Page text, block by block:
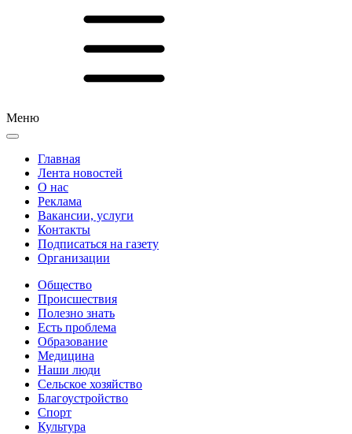
Меню
Главная
Лента новостей
О нас
Реклама
Вакансии, услуги
Контакты
Подписаться на газету
Организации
Общество
Происшествия
Полезно знать
Есть проблема
Образование
Медицина
Наши люди
Сельское хозяйство
Благоустройство
Спорт
Культура